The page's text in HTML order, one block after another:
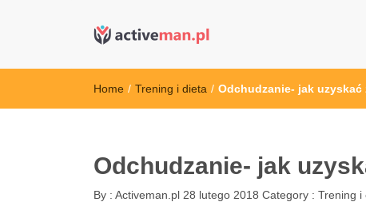
kettler serwis, sklep fitness, crossfit, rowery, sklep ze
Home / Trening i dieta / Odchudzanie- jak
Odchudzanie- jak
By : Activeman.pl 28 lutego 2018 Category : Trening i